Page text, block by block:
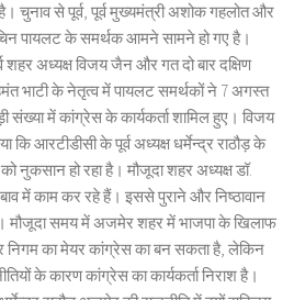
चुनाव से पूर्व, पूर्व मुख्यमंत्री अशोक गहलोत और
पायलट के समर्थक आमने सामने हो गए है।
शहर अध्यक्ष विजय जैन और गत दो बार दक्षिण
भाटी के नेतृत्व में पायलट समर्थकों ने 7 अगस्त
में कांग्रेस के कार्यकर्ता शामिल हुए। विजय
आरटीडीसी के पूर्व अध्यक्ष धर्मेन्द्र राठौड़ के
हो रहा है। मौजूदा शहर अध्यक्ष डॉ.
में काम कर रहे हैं। इससे पुराने और निष्ठावान
है। मौजूदा समय में अजमेर शहर में भाजपा के खिलाफ
निगम का मेयर कांग्रेस का बन सकता है, लेकिन
के कारण कांग्रेस का कार्यकर्ता निराश है।